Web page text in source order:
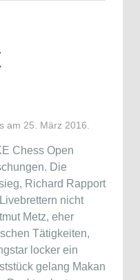
am 25. März 2016
Chess Open
Die
Richard Rapport
nicht
Metz, eher
Tätigkeiten,
locker ein
gelang Makan